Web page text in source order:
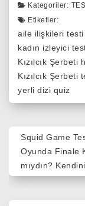
Kategoriler:
Etiketler:
aile ilişkileri testi
kadın izleyici
Kızılcık Şerbeti
Kızılcık Şerbeti
yerli dizi quiz
Yazı
Squid Game
Oyunda Finale
mıydın?